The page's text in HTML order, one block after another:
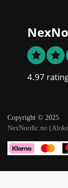
4.97
Copyright © 2025
NexNordic.no